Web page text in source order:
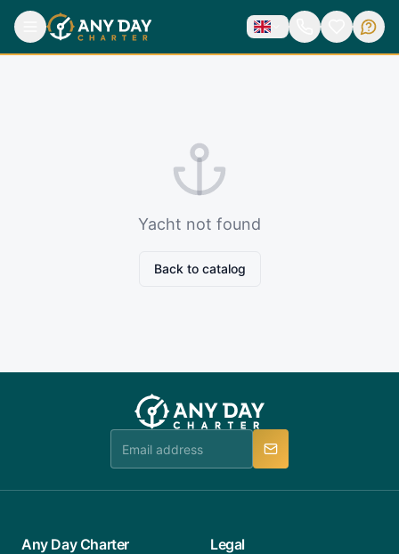
Yacht not found
Back to catalog
Any Day Charter Legal